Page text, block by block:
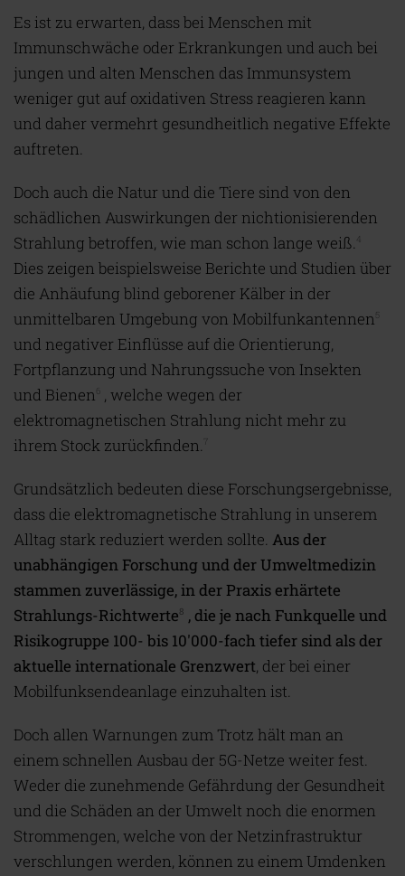
Es ist zu erwarten, dass bei Menschen mit
Immunschwäche oder Erkrankungen und auch bei
jungen und alten Menschen das Immunsystem
weniger gut auf oxidativen Stress reagieren kann
und daher vermehrt gesundheitlich negative Effekte
auftreten.
Doch auch die Natur und die Tiere sind von den
schädlichen Auswirkungen der nichtionisierenden
Strahlung betroffen, wie man schon lange weiß. 4
Dies zeigen beispielsweise Berichte und Studien über
die Anhäufung blind geborener Kälber in der
unmittelbaren Umgebung von Mobilfunkantennen
und negativer Einflüsse auf die Orientierung,
Fortpflanzung und Nahrungssuche von Insekten
und Bienen , welche wegen der
elektromagnetischen Strahlung nicht mehr zu
ihrem Stock zurückfinden. 7
Grundsätzlich bedeuten diese Forschungsergebnisse,
dass die elektromagnetische Strahlung in unserem
Alltag stark reduziert werden sollte. Aus der
unabhängigen Forschung und der Umweltmedizin
stammen zuverlässige, in der Praxis erhärtete
Strahlungs-Richtwerte8 , die je nach Funkquelle und
Risikogruppe 100- bis 10'000-fach tiefer sind als der
aktuelle internationale Grenzwert, der bei einer
Mobilfunksendeanlage einzuhalten ist.
Doch allen Warnungen zum Trotz hält man an
einem schnellen Ausbau der 5G-Netze weiter fest.
Weder die zunehmende Gefährdung der Gesundheit
und die Schäden an der Umwelt noch die enormen
Strommengen, welche von der Netzinfrastruktur
verschlungen werden, können zu einem Umdenken